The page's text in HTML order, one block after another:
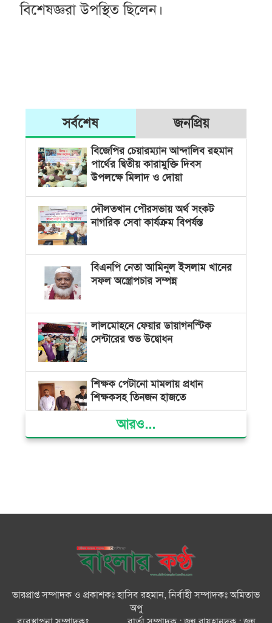
বিশেষজ্ঞরা উপস্থিত ছিলেন।
সর্বশেষ জনপ্রিয়
বিজেপির চেয়ারম্যান আন্দালিব রহমান
পার্থের দ্বিতীয় কারামুক্তি দিবস
উপলক্ষে মিলাদ ও দোয়া
দৌলতখান পৌরসভায় অর্থ সংকট
নাগরিক সেবা কার্যক্রম বিপর্যস্ত
বিএনপি নেতা আমিনুল ইসলাম খানের
সফল অস্ত্রোপচার সম্পন্ন
লালমোহনে ফেয়ার ডায়াগনস্টিক
সেন্টারের শুভ উদ্বোধন
শিক্ষক পেটানো মামলায় প্রধান
শিক্ষকসহ তিনজন হাজতে
ভোলায় মিথ্যা অপবাদের বিচার
দ্রব্যমূল্য বৃদ্ধির প্রতিবাদে ভোলায় ১১
ভারত জুলাই শহীদদের অসম্মান
জাতিসংঘে জুলাই গণঅভ্যুত্থান দিবস
আরও...
ভারপ্রাপ্ত সম্পাদক ও প্রকাশকঃ হাসিব রহমান, নির্বাহী সম্পাদকঃ অমিতাভ
অপু